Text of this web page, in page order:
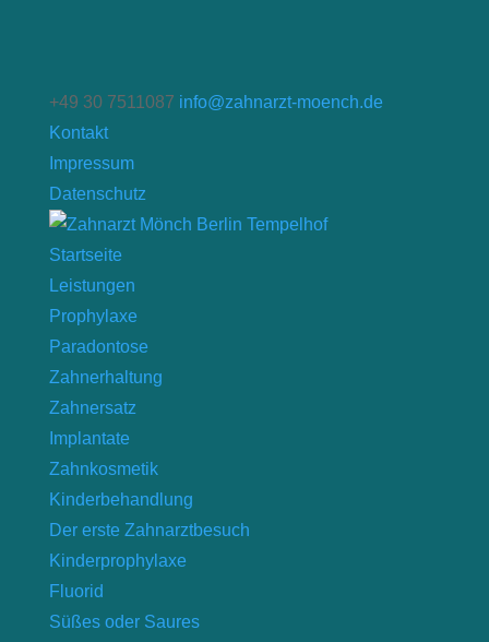
+49 30 7511087 info@zahnarzt-moench.de
Kontakt
Impressum
Datenschutz
Startseite
Leistungen
Prophylaxe
Paradontose
Zahnerhaltung
Zahnersatz
Implantate
Zahnkosmetik
Kinderbehandlung
Der erste Zahnarztbesuch
Kinderprophylaxe
Fluorid
Süßes oder Saures